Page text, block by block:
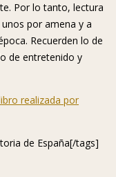
Por lo tanto, lectura
por amena y a
Recuerden lo de
de entretenido y
realizada por
de España[/tags]